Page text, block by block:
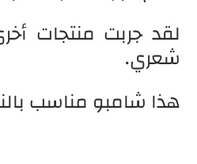
لقد جربت منتجات
شعري.
هذا شامبو مناسب